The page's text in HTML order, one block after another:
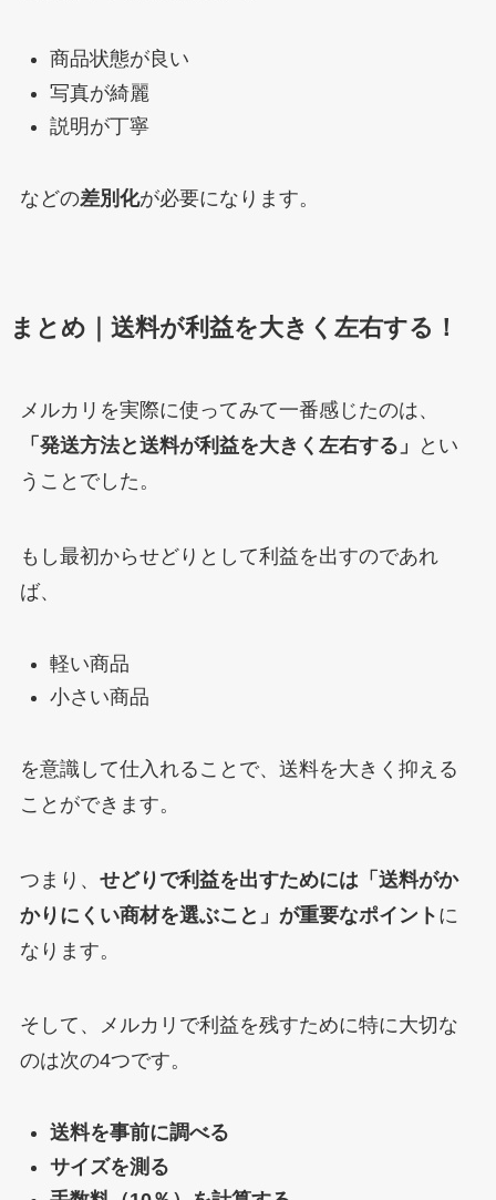
商品状態が良い
写真が綺麗
説明が丁寧
などの差別化が必要になります。
まとめ｜ 送料が利益を大きく左右する ！
メルカリを実際に使ってみて一番感じたのは、
「発送方法と送料が利益を大きく左右する」
とい
うことでした。
もし最初からせどりとして利益を出すのであれ
ば、
軽い商品
小さい商品
を意識して仕入れることで、送料を大きく抑える
ことができます。
つまり、 せどりで利益を出すためには「送料がか
かりにくい商材を選ぶこと」が重要なポイント に
なります。
そして、メルカリで利益を残すために特に大切な
のは次の4つです。
送料を事前に調べる
サイズを測る